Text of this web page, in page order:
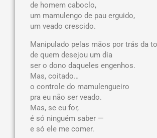
de homem caboclo,
um mamulengo de pau erguido,
um veado crescido.
Manipulado pelas mãos por trás da
de quem desejou um dia
ser o dono daqueles engenhos.
Mas, coitado…
o controle do mamulengueiro
pra eu não ser veado.
Mas, se eu for,
é só ninguém saber —
e só ele me comer.